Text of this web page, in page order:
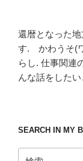
還暦となった
す. かわうそ(
らし. 仕事関連
んな話をした
SEARCH IN MY